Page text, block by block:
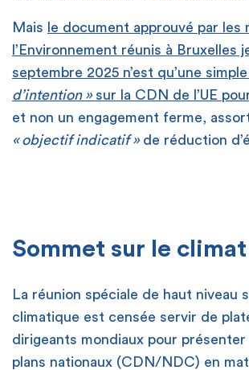
Mais
le document approuvé par les
l’Environnement réunis à Bruxelles
septembre 2025 n’est qu’une simple
d’intention»sur la CDN de l’UE
et non un engagement ferme,
« objectif indicatif »de réduction
Sommet sur le climat
La réunion spéciale de haut niveau
climatique est censée servir de
dirigeants mondiaux pour présenter
plans nationaux (CDN/NDC) en